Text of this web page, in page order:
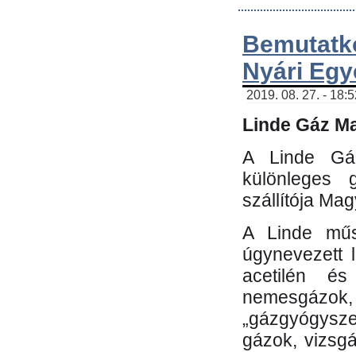
Nyári
2019. 08. 27. -
Linde Gáz
A Linde
különleges
szállítója
A Linde
úgynevezett
acetilén és
gázok,